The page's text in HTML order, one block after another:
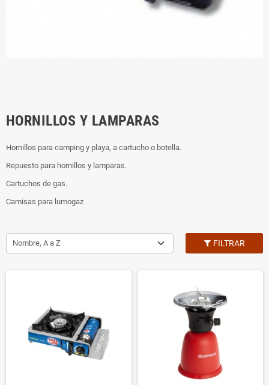
HORNILLOS Y LAMPARAS
Hornillos para camping y playa, a cartucho o botella.
Repuesto para hornillos y lamparas.
Cartuchos de gas.
Camisas para lumogaz
Nombre, A a Z FILTRAR